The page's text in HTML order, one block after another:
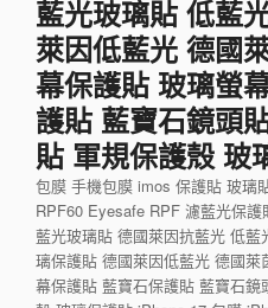
藍光玻璃貼 低藍
萊因低藍光 德國
幕保護貼 玻璃螢
護貼 藍寶石鏡頭
貼 軍規保護殼 玻
包膜 手機包膜 imos 保護貼 玻璃
RPF60 Eyesafe RPF 濾藍光保
藍光玻璃貼 德國萊因抗藍光 低
璃保護貼 德國萊因低藍光 德國
幕保護貼 藍寶石保護貼 藍寶石